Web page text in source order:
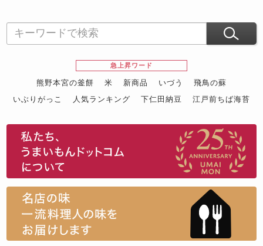
急上昇ワード
熊野本宮の釜餅 米 新商品 いづう
飛鳥の蘇
いぶりがっこ
人気ランキング 下仁田納豆
江戸前ちば海苔